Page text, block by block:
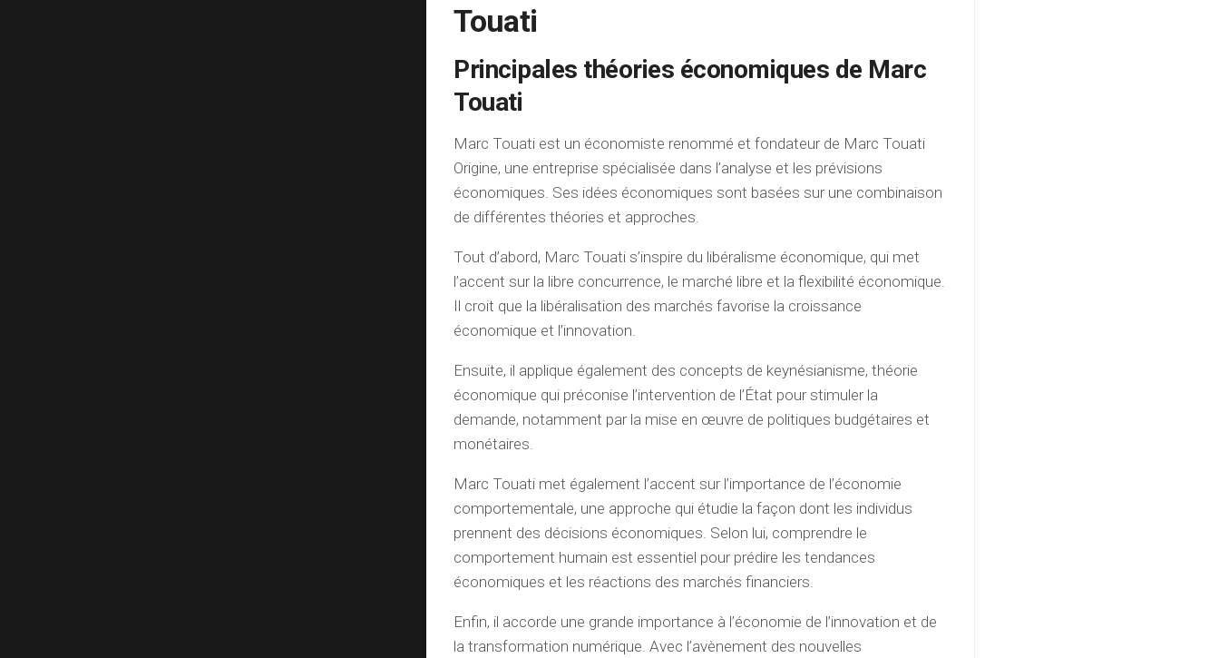
Touati
Principales théories économiques de Marc
Touati
Marc Touati est un économiste renommé et fondateur de Marc Touati
Origine, une entreprise spécialisée dans l’analyse et les prévisions
économiques. Ses idées économiques sont basées sur une combinaison
de différentes théories et approches.
Tout d’abord, Marc Touati s’inspire du libéralisme économique, qui met
l’accent sur la libre concurrence, le marché libre et la flexibilité économique.
Il croit que la libéralisation des marchés favorise la croissance
économique et l’innovation.
Ensuite, il applique également des concepts de keynésianisme, théorie
économique qui préconise l’intervention de l’État pour stimuler la
demande, notamment par la mise en œuvre de politiques budgétaires et
monétaires.
Marc Touati met également l’accent sur l’importance de l’économie
comportementale, une approche qui étudie la façon dont les individus
prennent des décisions économiques. Selon lui, comprendre le
comportement humain est essentiel pour prédire les tendances
économiques et les réactions des marchés financiers.
Enfin, il accorde une grande importance à l’économie de l’innovation et de
la transformation numérique. Avec l’avènement des nouvelles